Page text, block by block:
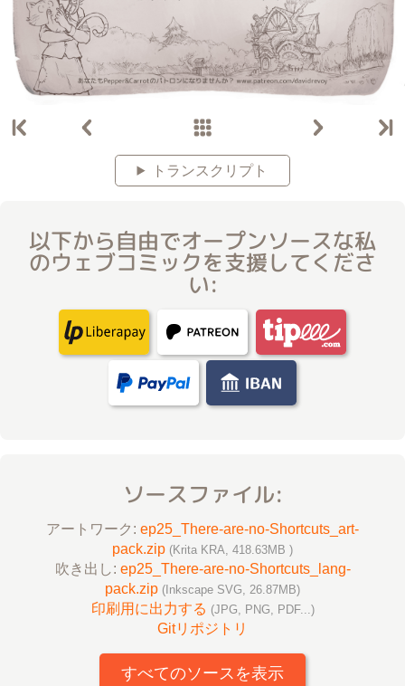
トランスクリプト
以下から自由でオープンソースな私
のウェブコミックを支援してくださ
い:
ソースファイル:
アートワーク: ep25_There-are-no-Shortcuts_art-
pack.zip (Krita KRA, 418.63MB )
吹き出し: ep25_There-are-no-Shortcuts_lang-
pack.zip (Inkscape SVG, 26.87MB)
印刷用に出力する (JPG, PNG, PDF...)
Gitリポジトリ
すべてのソースを表示